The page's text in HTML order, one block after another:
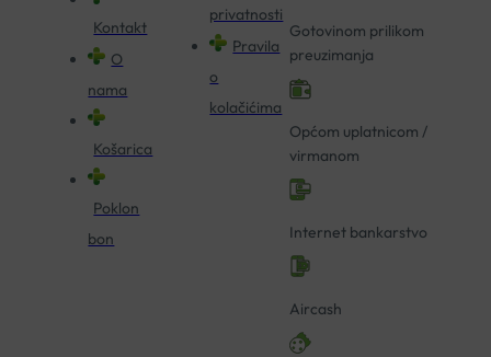
Kontakt
O
nama
Košarica
Poklon
bon
privatnosti
Pravila
o
kolačićima
Gotovinom prilikom
preuzimanja
Općom uplatnicom /
virmanom
Internet bankarstvo
Aircash